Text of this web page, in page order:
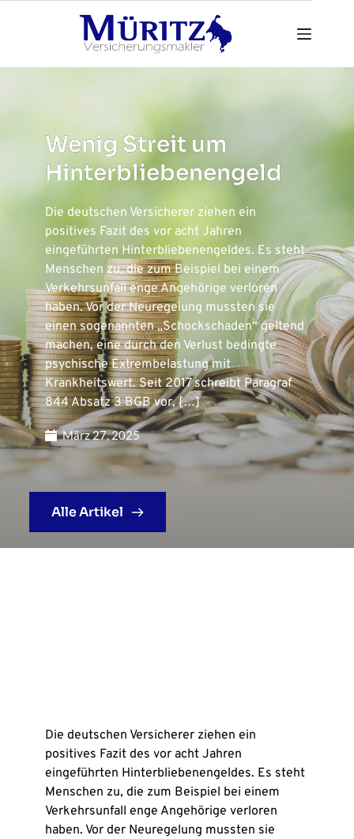
Wenig Streit um
Hinterbliebenengeld
Die deutschen Versicherer ziehen ein
positives Fazit des vor acht Jahren
eingeführten Hinterbliebenengeldes. Es steht
Menschen zu, die zum Beispiel bei einem
Verkehrsunfall enge Angehörige verloren
haben. Vor der Neuregelung mussten sie
einen sogenannten „Schockschaden“ geltend
machen, eine durch den Verlust bedingte
psychische Extrembelastung mit
Krankheitswert. Seit 2017 schreibt Paragraf
844 Absatz 3 BGB vor, […]
März 27, 2025
Alle Artikel
Die deutschen Versicherer ziehen ein
positives Fazit des vor acht Jahren
eingeführten Hinterbliebenengeldes. Es steht
Menschen zu, die zum Beispiel bei einem
Verkehrsunfall enge Angehörige verloren
haben. Vor der Neuregelung mussten sie